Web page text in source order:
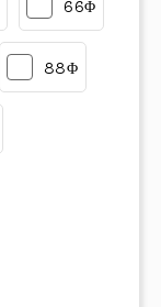
66Φ
88Φ